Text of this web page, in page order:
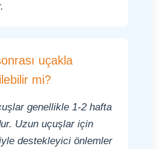
uçakla
mi?
genellikle 1-2 hafta
Uzun uçuşlar için
destekleyici önlemler